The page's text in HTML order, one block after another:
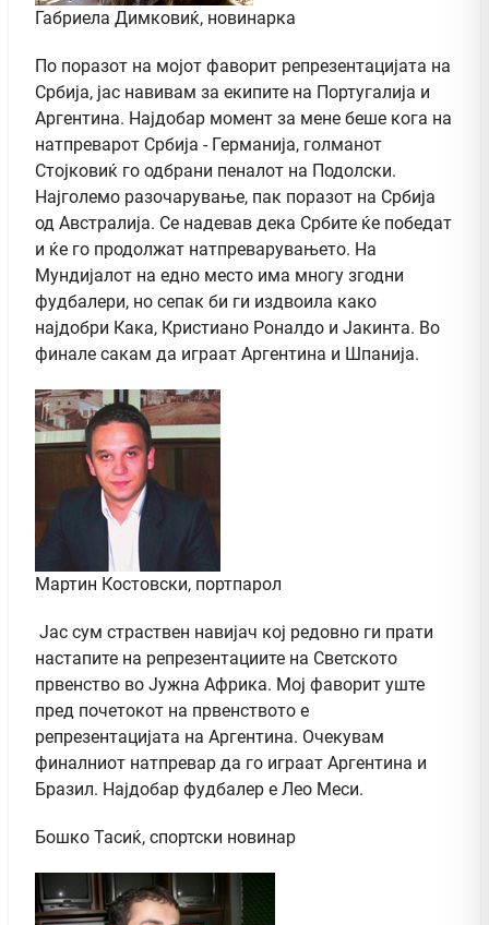
Габриела Димковиќ, новинарка
По поразот на мојот фаворит репрезентацијата на
Србија, јас навивам за екипите на Португалија и
Аргентина. Најдобар момент за мене беше кога на
натпреварот Србија - Германија, голманот
Стојковиќ го одбрани пеналот на Подолски.
Најголемо разочарување, пак поразот на Србија
од Австралија. Се надевав дека Србите ќе победат
и ќе го продолжат натпреварувањето. На
Мундијалот на едно место има многу згодни
фудбалери, но сепак би ги издвоила како
најдобри Кака, Кристиано Роналдо и Јакинта. Во
финале сакам да играат Аргентина и Шпанија.
Мартин Костовски, портпарол
Јас сум страствен навијач кој редовно ги прати
настапите на репрезентациите на Светското
првенство во Јужна Африка. Мој фаворит уште
пред почетокот на првенството е
репрезентацијата на Аргентина. Очекувам
финалниот натпревар да го играат Аргентина и
Бразил. Најдобар фудбалер е Лео Меси.
Бошко Тасиќ, спортски новинар